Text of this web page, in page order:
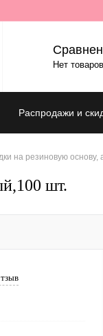
Нет товаров
Распродажи и
на резиновую
шт.